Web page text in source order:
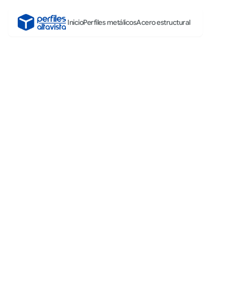
InicioPerfiles metálicosAcero estructural